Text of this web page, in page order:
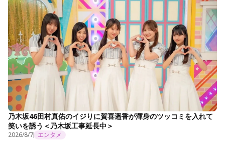
乃木坂46田村真佑のイジりに賀喜遥香が渾身のツッコミを入れて
笑いを誘う＜乃木坂工事延長中＞
2026/8/7 エンタメ